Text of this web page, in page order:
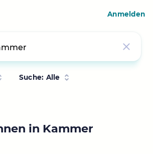
Suche: Alle
in Kammer
Anmelden